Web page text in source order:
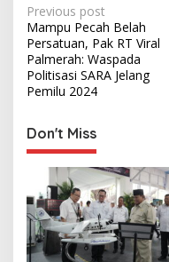
P
o
s
t
a
i
g
a
Previous post
Mampu Pecah Belah
Persatuan, Pak RT Viral
Palmerah: Waspada
Politisasi SARA Jelang
Pemilu 2024
Don't Miss